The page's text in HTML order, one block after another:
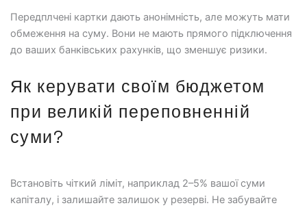
Передплчені картки дають анонімність, але можуть мати
обмеження на суму. Вони не мають прямого підключення
до ваших банківських рахунків, що зменшує ризики.
Як керувати своїм бюджетом
при великій переповненній
суми?
Встановіть чіткий ліміт, наприклад 2–5% вашої суми
капіталу, і залишайте залишок у резерві. Не забувайте